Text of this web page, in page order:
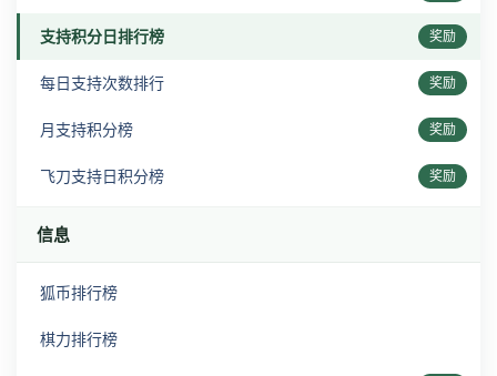
支持积分日排行榜 奖励
每日支持次数排行 奖励
月支持积分榜 奖励
飞刀支持日积分榜 奖励
信息
狐币排行榜
棋力排行榜